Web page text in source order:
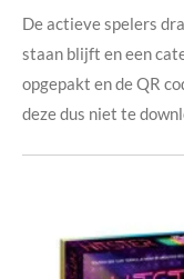
De actieve spelers
staan blijft en een
opgepakt en de QR
deze dus niet te